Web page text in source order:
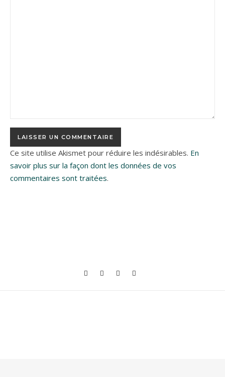
Ce site utilise Akismet pour réduire les indésirables. En
savoir plus sur la façon dont les données de vos
commentaires sont traitées.